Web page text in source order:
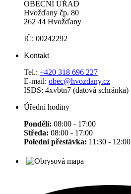
OBECNÍ ÚŘAD
Hvožďany čp. 80
262 44 Hvožďany
IČ: 00242292
Kontakt
Tel.: +420 318 696 227
E-mail: obec@hvozdany.cz
ISDS: 4xvbtn7 (datová schránka)
Úřední hodiny
Pondělí: 08:00 - 17:00
Středa: 08:00 - 17:00
Polední přestávka: 11:30 - 12:00